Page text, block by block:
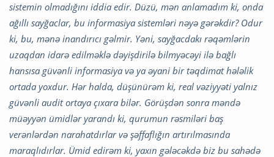
sistemin olmadığını iddia edir. Düzü, mən anlamadım ki, onda
ağıllı sayğaclar, bu informasiya sistemləri nəyə gərəkdir? Odur
ki, bu, mənə inandırıcı gəlmir. Yəni, sayğacdakı rəqəmlərin
uzaqdan idarə edilməklə dəyişdirilə bilmyəcəyi ilə bağlı
hansısa güvənli informasiya və ya əyani bir təqdimat hələlik
ortada yoxdur. Hər halda, düşünürəm ki, real vəziyyəti yalnız
güvənli audit ortaya çıxara bilər. Görüşdən sonra məndə
müəyyən ümidlər yarandı ki, qurumun rəsmiləri baş
verənlərdən narahatdırlar və şəffaflığın artırılmasında
maraqlıdırlar. Ümid edirəm ki, yaxın gələcəkdə biz bu sahədə